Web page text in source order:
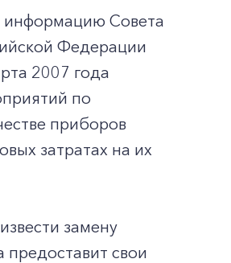
информацию Совета
Федерации
2007 года
по
приборов
затратах на их
замену
предоставит свои